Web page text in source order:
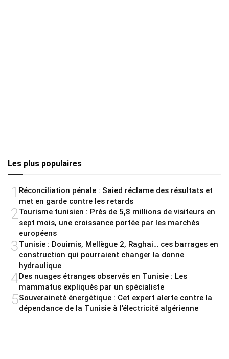
Les plus populaires
1 Réconciliation pénale : Saied réclame des résultats et
met en garde contre les retards
2 Tourisme tunisien : Près de 5,8 millions de visiteurs en
sept mois, une croissance portée par les marchés
européens
3Tunisie : Douimis, Mellègue 2, Raghai… ces barrages en
construction qui pourraient changer la donne
hydraulique
4Des nuages étranges observés en Tunisie : Les
mammatus expliqués par un spécialiste
5Souveraineté énergétique : Cet expert alerte contre la
dépendance de la Tunisie à l’électricité algérienne